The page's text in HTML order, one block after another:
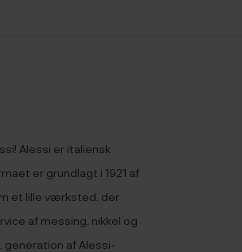
Alessi er italiensk
er grundlagt i 1921 af
et lille værksted, der
af messing, nikkel og
generation af Alessi-